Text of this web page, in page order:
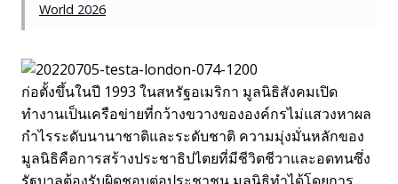
World 2026
ก่อตั้งขึ้นในปี 1993 ในสหรัฐอเมริกา มูลนิธิสังคมเปิด
ทำงานเป็นเครือข่ายที่กว้างขวางขององค์กรไม่แสวงหาผล
กำไรระดับนานาชาติและระดับชาติ ความมุ่งมั่นหลักของ
มูลนิธิคือการสร้างประชาธิปไตยที่มีชีวิตชีวาและอดทนซึ่ง